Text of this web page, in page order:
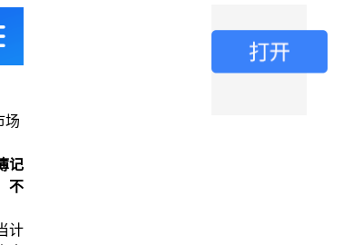
场
记
不
计